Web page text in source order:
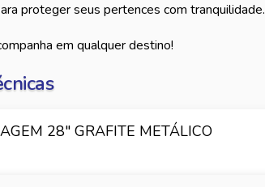
proteger seus pertences com tranquilidade.
em qualquer destino!
28" GRAFITE METÁLICO